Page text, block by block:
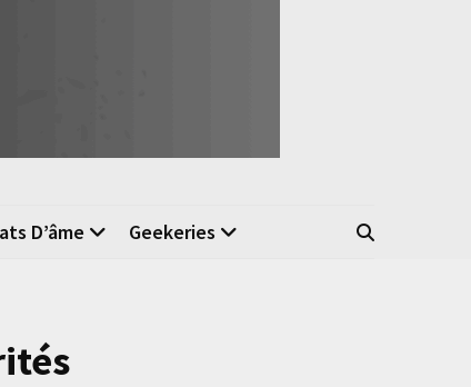
D’âme Geekeries